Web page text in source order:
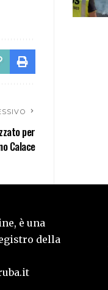
per
Calace
è una
della